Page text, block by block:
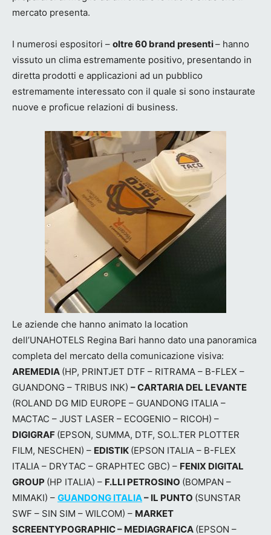
mercato presenta.
I numerosi espositori – oltre 60 brand presenti– hanno
vissuto un clima estremamente positivo, presentando in
diretta prodotti e applicazioni ad un pubblico
estremamente interessato con il quale si sono instaurate
nuove e proficue relazioni di business.
Le aziende che hanno animato la location
dell’UNAHOTELS Regina Bari hanno dato una panoramica
completa del mercato della comunicazione visiva:
AREMEDIA (HP, PRINTJET DTF – RITRAMA – B-FLEX –
GUANDONG – TRIBUS INK) – CARTARIA DEL LEVANTE
(ROLAND DG MID EUROPE – GUANDONG ITALIA –
MACTAC – JUST LASER – ECOGENIO – RICOH) –
DIGIGRAF (EPSON, SUMMA, DTF, SO.L.TER PLOTTER
FILM, NESCHEN) – EDISTIK (EPSON ITALIA – B-FLEX
ITALIA – DRYTAC – GRAPHTEC GBC) – FENIX DIGITAL
GROUP (HP ITALIA) – F.LLI PETROSINO (BOMPAN –
MIMAKI) – GUANDONG ITALIA– IL PUNTO (SUNSTAR
SWF – SIN SIM – WILCOM) – MARKET
SCREENTYPOGRAPHIC – MEDIAGRAFICA (EPSON –